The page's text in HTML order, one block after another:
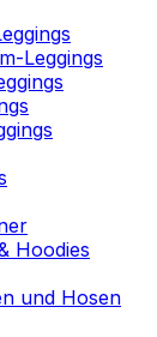
Leggings
Hoodies
und Hosen